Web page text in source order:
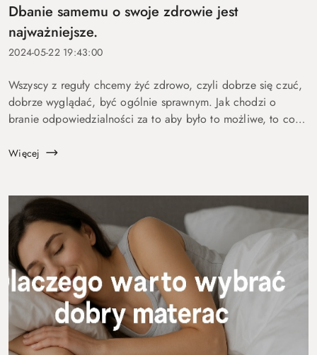
Dbanie samemu o swoje zdrowie jest
najważniejsze.
2024-05-22 19:43:00
Wszyscy z reguły chcemy żyć zdrowo, czyli dobrze się czuć,
dobrze wyglądać, być ogólnie sprawnym. Jak chodzi o
branie odpowiedzialności za to aby było to możliwe, to co
tego są medycy, di...
Więcej